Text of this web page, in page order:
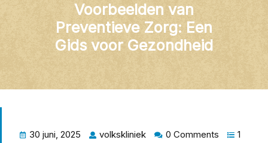
Voorbeelden van
Preventieve Zorg: Een
Gids voor Gezondheid
30 juni, 2025 volkskliniek 0 Comments
1